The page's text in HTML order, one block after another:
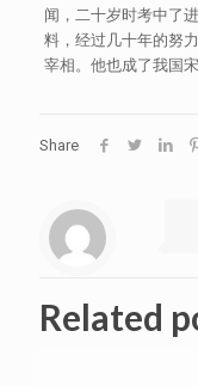
闻，二十岁时考中了
料，经过几十年的努
宰相。他也成了我国
Share
Related